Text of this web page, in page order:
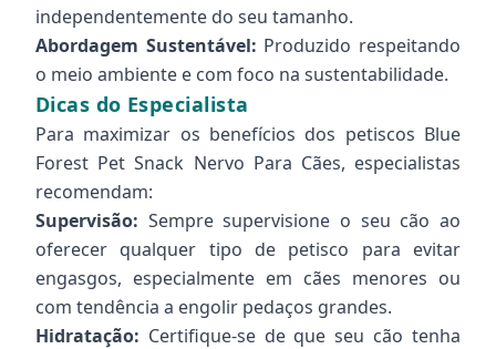
independentemente do seu tamanho.
Abordagem Sustentável: Produzido respeitando
o meio ambiente e com foco na sustentabilidade.
Dicas do Especialista
Para maximizar os benefícios dos petiscos Blue
Forest Pet Snack Nervo Para Cães, especialistas
recomendam:
Supervisão: Sempre supervisione o seu cão ao
oferecer qualquer tipo de petisco para evitar
engasgos, especialmente em cães menores ou
com tendência a engolir pedaços grandes.
Hidratação: Certifique-se de que seu cão tenha